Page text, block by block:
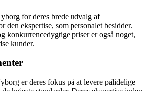
for deres brede udvalg af
den ekspertise, som personalet besidder.
konkurrencedygtige priser er også noget,
kunder.
er deres fokus på at levere pålidelige